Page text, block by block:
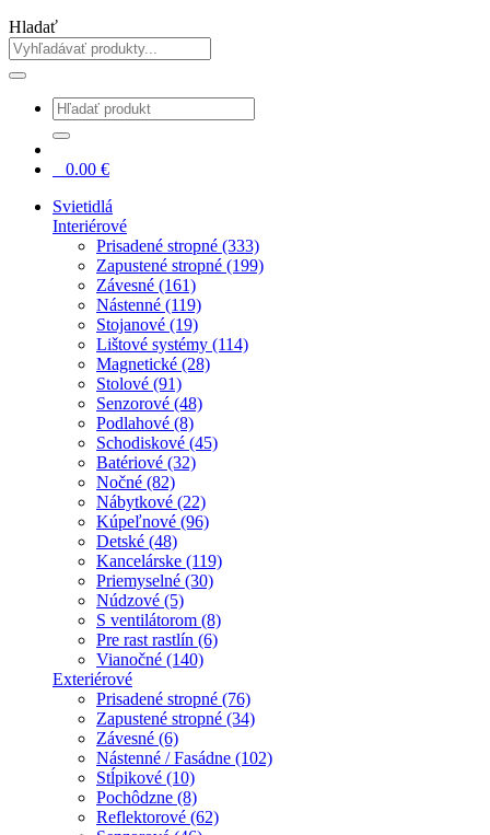
Hladať
0.00 €
Svietidlá
Interiérové
Prisadené stropné (333)
Zapustené stropné (199)
Závesné (161)
Nástenné (119)
Stojanové (19)
Lištové systémy (114)
Magnetické (28)
Stolové (91)
Senzorové (48)
Podlahové (8)
Schodiskové (45)
Batériové (32)
Nočné (82)
Nábytkové (22)
Kúpeľnové (96)
Detské (48)
Kancelárske (119)
Priemyselné (30)
Núdzové (5)
S ventilátorom (8)
Pre rast rastlín (6)
Vianočné (140)
Exteriérové
Prisadené stropné (76)
Zapustené stropné (34)
Závesné (6)
Nástenné / Fasádne (102)
Stĺpikové (10)
Pochôdzne (8)
Reflektorové (62)